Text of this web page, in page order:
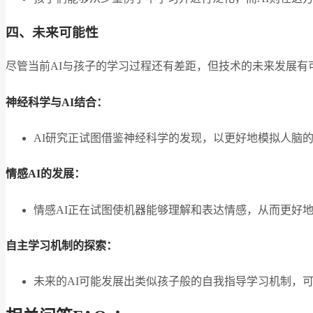
四、未来可能性
尽管当前AI与孩子的学习过程还有差距，但技术的未来发展
神经科学与AI结合：
AI研究正试图借鉴神经科学的发现，以更好地模拟人脑
情感AI的发展：
情感AI正在试图使机器能够理解和表达情感，从而更好
自主学习机制的探索：
未来的AI可能发展出类似孩子般的自我指导学习机制，